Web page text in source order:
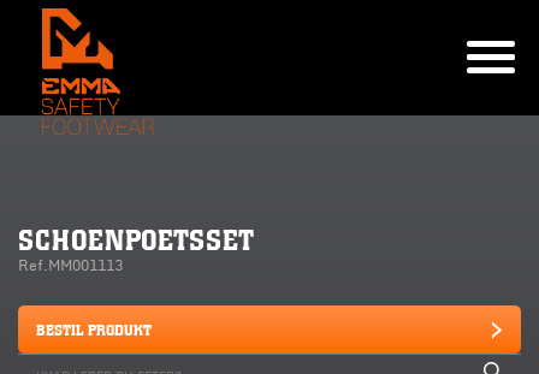
SCHOENPOETSSET
Ref.MM001113
BESTIL PRODUKT